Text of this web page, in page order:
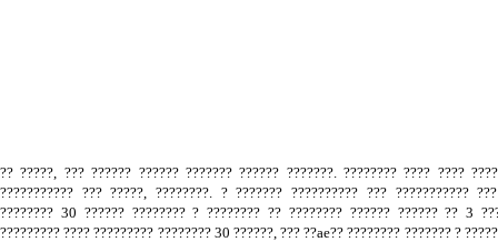
?? ?????, ??? ?????? ?????? ??????? ?????? ???????. ???????? ???? ????
??????????? ??? ?????, ????????. ? ??????? ?????????? ??? ???????????
???????? 30 ?????? ???????? ? ???????? ?? ???????? ?????? ?????? ?? 3
????????? ???? ????????? ???????? 30 ??????, ??? ??ae?? ???????? ??????? ?